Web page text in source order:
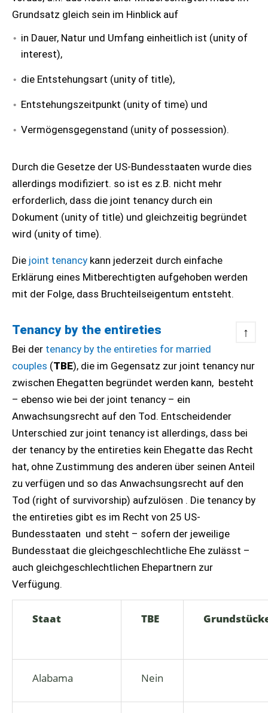
Grundsatz gleich sein im Hinblick auf
in Dauer, Natur und Umfang einheitlich ist (unity of
interest),
die Entstehungsart (unity of title),
Entstehungszeitpunkt (unity of time) und
Vermögensgegenstand (unity of possession).
Durch die Gesetze der US-Bundesstaaten wurde dies
allerdings modifiziert. so ist es z.B. nicht mehr
erforderlich, dass die joint tenancy durch ein
Dokument (unity of title) und gleichzeitig begründet
wird (unity of time).
Die joint tenancy kann jederzeit durch einfache
Erklärung eines Mitberechtigten aufgehoben werden
mit der Folge, dass Bruchteilseigentum entsteht.
↑
Tenancy by the entireties
Bei der tenancy by the entireties for married
couples (TBE), die im Gegensatz zur joint tenancy nur
zwischen Ehegatten begründet werden kann, besteht
– ebenso wie bei der joint tenancy – ein
Anwachsungsrecht auf den Tod. Entscheidender
Unterschied zur joint tenancy ist allerdings, dass bei
der tenancy by the entireties kein Ehegatte das Recht
hat, ohne Zustimmung des anderen über seinen Anteil
zu verfügen und so das Anwachsungsrecht auf den
Tod (right of survivorship) aufzulösen . Die tenancy by
the entireties gibt es im Recht von 25 US-
Bundesstaaten und steht – sofern der jeweilige
Bundesstaat die gleichgeschlechtliche Ehe zulässt –
auch gleichgeschlechtlichen Ehepartnern zur
Verfügung.
Staat TBE
Alabama Nein